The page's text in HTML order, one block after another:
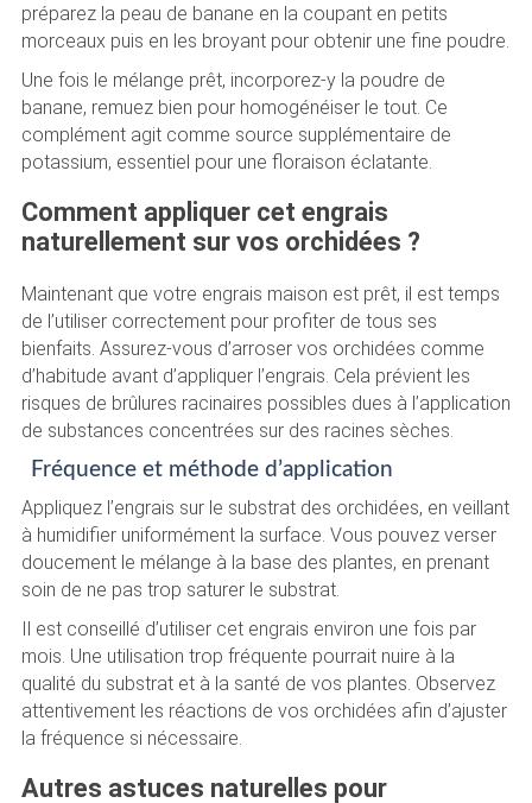
préparez la peau de banane en la coupant en petits
morceaux puis en les broyant pour obtenir une fine poudre.
Une fois le mélange prêt, incorporez-y la poudre de
banane, remuez bien pour homogénéiser le tout. Ce
complément agit comme source supplémentaire de
potassium, essentiel pour une floraison éclatante.
Comment appliquer cet engrais
naturellement sur vos orchidées ?
Maintenant que votre engrais maison est prêt, il est temps
de l’utiliser correctement pour profiter de tous ses
bienfaits. Assurez-vous d’arroser vos orchidées comme
d’habitude avant d’appliquer l’engrais. Cela prévient les
risques de brûlures racinaires possibles dues à l’application
de substances concentrées sur des racines sèches.
Fréquence et méthode d’application
Appliquez l’engrais sur le substrat des orchidées, en veillant
à humidifier uniformément la surface. Vous pouvez verser
doucement le mélange à la base des plantes, en prenant
soin de ne pas trop saturer le substrat.
Il est conseillé d’utiliser cet engrais environ une fois par
mois. Une utilisation trop fréquente pourrait nuire à la
qualité du substrat et à la santé de vos plantes. Observez
attentivement les réactions de vos orchidées afin d’ajuster
la fréquence si nécessaire.
Autres astuces naturelles pour